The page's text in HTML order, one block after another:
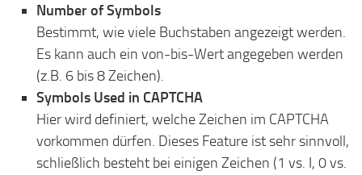
Number of Symbols
Bestimmt, wie viele Buchstaben angezeigt werden.
Es kann auch ein von-bis-Wert angegeben werden
(z.B. 6 bis 8 Zeichen).
Symbols Used in CAPTCHA
Hier wird definiert, welche Zeichen im CAPTCHA
vorkommen dürfen. Dieses Feature ist sehr sinnvoll,
schließlich besteht bei einigen Zeichen (1 vs. I, 0 vs.